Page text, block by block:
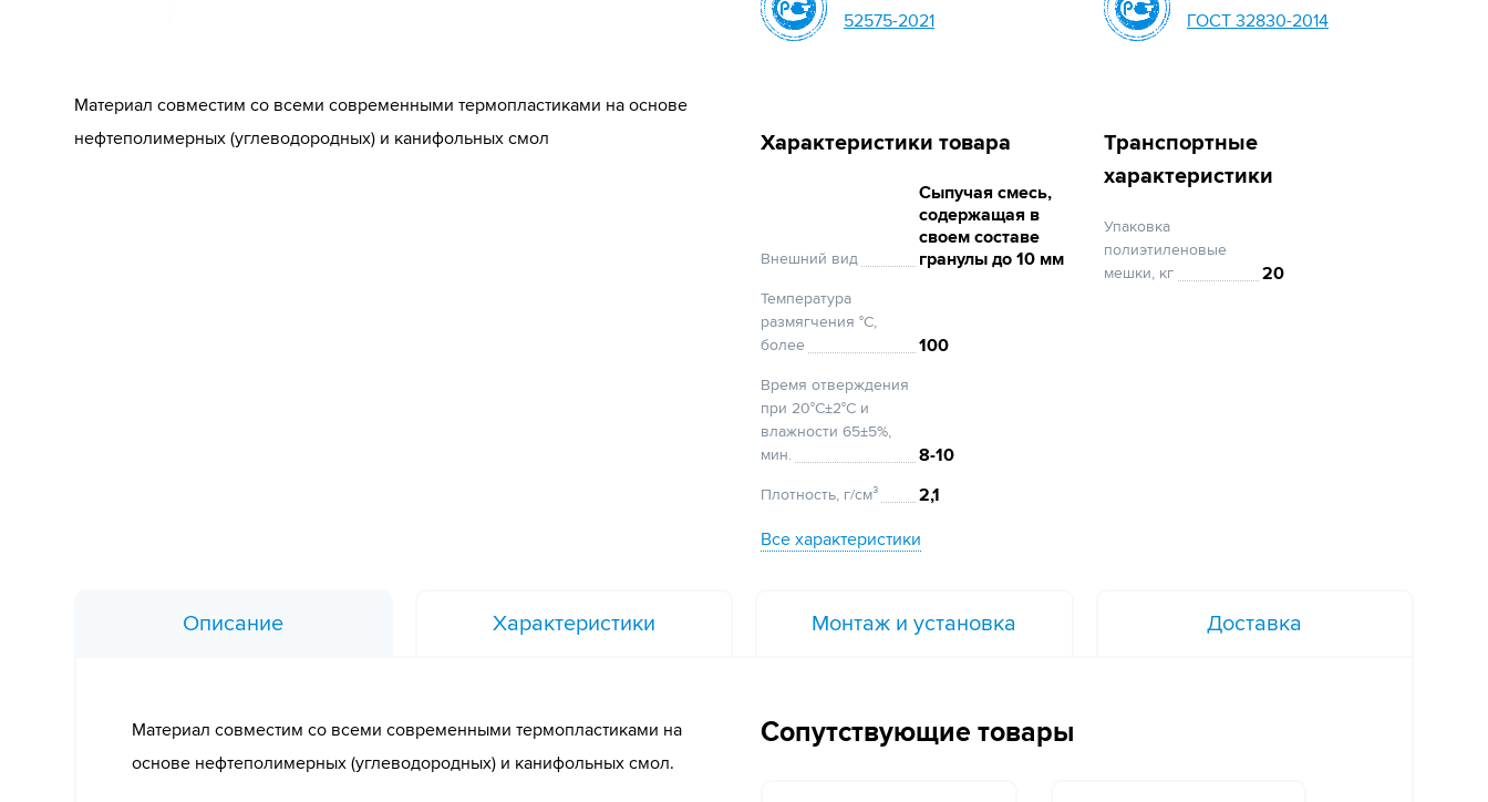
Материал совместим со всеми современными термопластиками на основе
нефтеполимерных (углеводородных) и канифольных смол
52575-2021
ГОСТ 32830-2014
Характеристики товара
Внешний вид
Сыпучая смесь,
содержащая в
своем составе
гранулы до 10 мм
Температура
размягчения °С,
более
100
Время отверждения
при 20°С±2°С и
влажности 65±5%,
мин.
8-10
Плотность, г/см³
2,1
Все характеристики
Транспортные
характеристики
Упаковка
полиэтиленовые
мешки, кг
20
Описание Характеристики Монтаж и установка Доставка
Материал совместим со всеми современными термопластиками на
основе нефтеполимерных (углеводородных) и канифольных смол.
Сопутствующие товары